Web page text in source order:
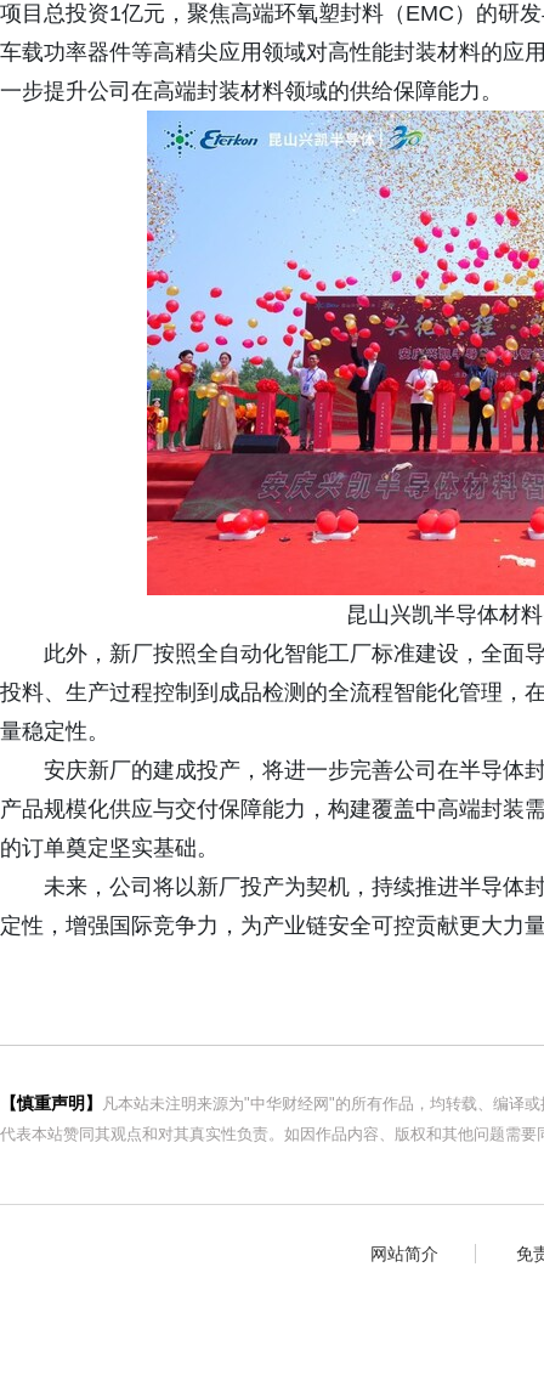
项目总投资1亿元，聚焦高端环氧塑封料（EMC）的研
车载功率器件等高精尖应用领域对高性能封装材料的应
一步提升公司在高端封装材料领域的供给保障能力。
昆山兴凯半导体材料
此外，新厂按照全自动化智能工厂标准建设，全面
投料、生产过程控制到成品检测的全流程智能化管理，
量稳定性。
安庆新厂的建成投产，将进一步完善公司在半导体
产品规模化供应与交付保障能力，构建覆盖中高端封装
的订单奠定坚实基础。
未来，公司将以新厂投产为契机，持续推进半导体
定性，增强国际竞争力，为产业链安全可控贡献更大力
【慎重声明】
凡本站未注明来源为"中华财经网"的所有作品，均转载、编译
代表本站赞同其观点和对其真实性负责。如因作品内容、版权和其他问题需
网站简介 免